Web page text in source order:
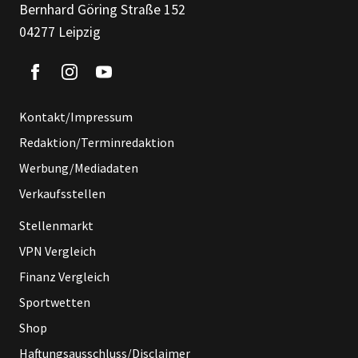
Bernhard Göring Straße 152
04277 Leipzig
Kontakt/Impressum
Redaktion/Terminredaktion
Werbung/Mediadaten
Verkaufsstellen
Stellenmarkt
VPN Vergleich
Finanz Vergleich
Sportwetten
Shop
Haftungsausschluss/Disclaimer